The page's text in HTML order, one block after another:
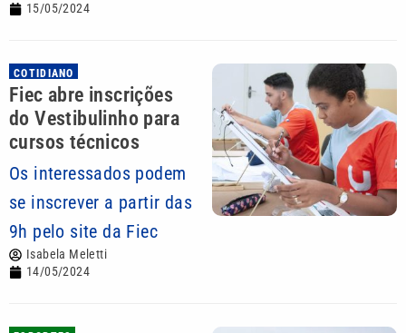
15/05/2024
COTIDIANO
Fiec abre inscrições
do Vestibulinho para
cursos técnicos
Os interessados podem
se inscrever a partir das
9h pelo site da Fiec
Isabela Meletti
14/05/2024